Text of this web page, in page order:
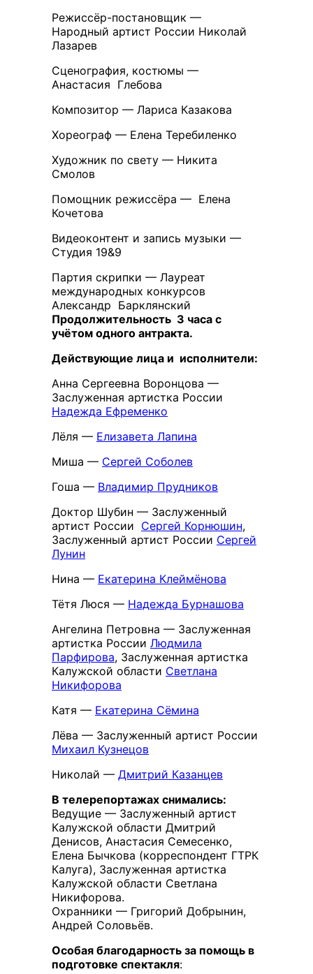
Режиссёр-постановщик —
Народный артист России Николай
Лазарев
Сценография, костюмы —
Анастасия Глебова
Композитор — Лариса Казакова
Хореограф — Елена Теребиленко
Художник по свету — Никита
Смолов
Помощник режиссёра — Елена
Кочетова
Видеоконтент и запись музыки —
Студия 19&9
Партия скрипки — Лауреат
международных конкурсов
Александр Барклянский
Продолжительность 3 часа с
учётом одного антракта.
Действующие лица и исполнители:
Анна Сергеевна Воронцова —
Заслуженная артистка России
Надежда Ефременко
Лёля — Елизавета Лапина
Миша — Сергей Соболев
Гоша — Владимир Прудников
Доктор Шубин — Заслуженный
артист России Сергей Корнюшин,
Заслуженный артист России Сергей
Лунин
Нина — Екатерина Клеймёнова
Тётя Люся — Надежда Бурнашова
Ангелина Петровна — Заслуженная
артистка России Людмила
Парфирова, Заслуженная артистка
Калужской области Светлана
Никифорова
Катя — Екатерина Сёмина
Лёва — Заслуженный артист России
Михаил Кузнецов
Николай — Дмитрий Казанцев
В телерепортажах снимались:
Ведущие — Заслуженный артист
Калужской области Дмитрий
Денисов, Анастасия Семесенко,
Елена Бычкова (корреспондент ГТРК
Калуга), Заслуженная артистка
Калужской области Светлана
Никифорова.
Охранники — Григорий Добрынин,
Андрей Соловьёв.
Особая благодарность за помощь в
подготовке спектакля: